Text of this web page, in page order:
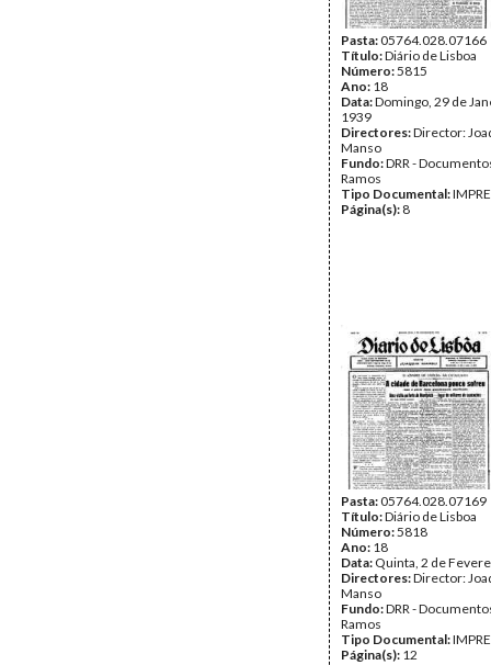
Pasta:05764.028.07166
Título:Diário de Lisboa
Número:5815
Ano: 18
Data:Domingo, 29 de
1939
Directores:Director:
Manso
Fundo:DRR -
Ramos
Tipo Documental:
Página(s): 8
Pasta:05764.028.07169
Título:Diário de Lisboa
Número:5818
Ano: 18
Data: Quinta, 2 de
Directores:Director:
Manso
Fundo:DRR -
Ramos
Tipo Documental:
Página(s): 12